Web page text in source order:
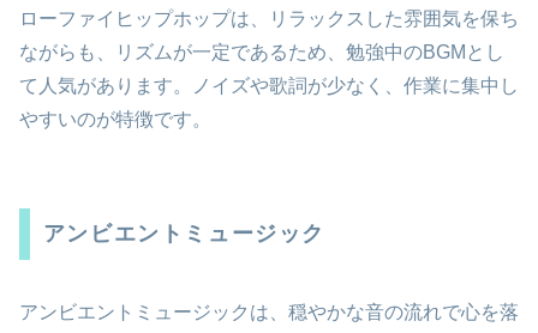
ローファイヒップホップは、リラックスした雰囲気を保ち
ながらも、リズムが一定であるため、勉強中のBGMとし
て人気があります。ノイズや歌詞が少なく、作業に集中し
やすいのが特徴です。
アンビエントミュージック
アンビエントミュージックは、穏やかな音の流れで心を落